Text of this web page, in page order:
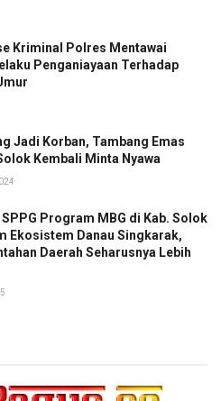
Kriminal Polres Mentawai
Penganiayaan Terhadap
Jadi Korban, Tambang Emas
Kembali Minta Nyawa
SPPG Program MBG di Kab. Solok
Ekosistem Danau Singkarak,
Daerah Seharusnya Lebih